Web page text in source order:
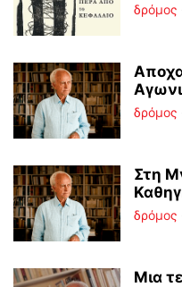
δρόμος
δρόμος
Στη
δρόμος
Μια